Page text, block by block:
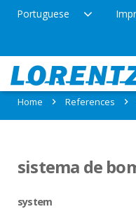
Portuguese
References in
Home References
sistema de
system